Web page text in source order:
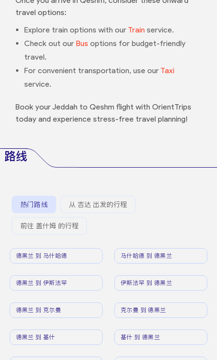
travel options:
Explore train options with our Trainservice.
Check out our Bus options for budget-friendly
travel.
For convenient transportation, use our Taxi
service.
Book your Jeddah to Qeshm flight with OrientTrips
today and experience stress-free travel planning!
路线
热门路线 从 吉达 出发的行程
前往 盖什姆 的行程
德黑兰 到 马什哈德 马什哈德 到 德黑兰
德黑兰 到 伊斯法罕 伊斯法罕 到 德黑兰
德黑兰 到 克尔曼 克尔曼 到 德黑兰
德黑兰 到 基什 基什 到 德黑兰